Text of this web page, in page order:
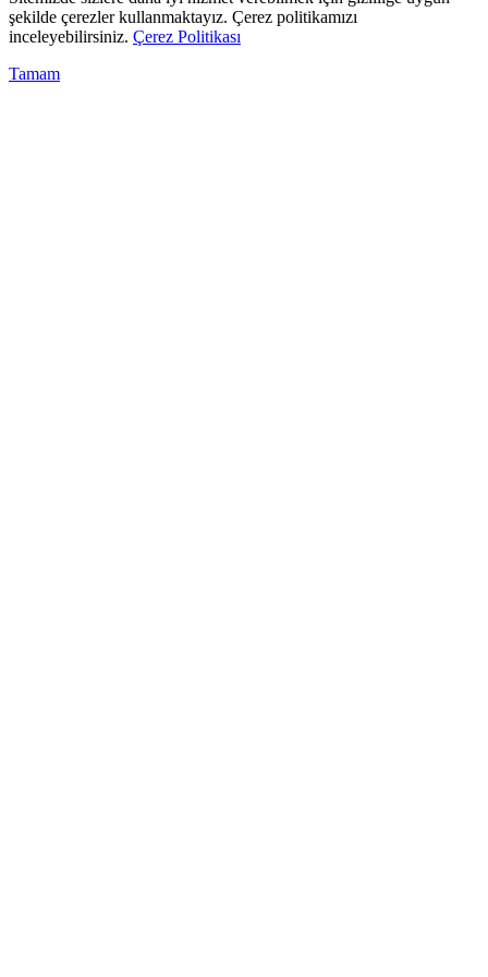
şekilde çerezler kullanmaktayız. Çerez politikamızı
inceleyebilirsiniz. Çerez Politikası
Tamam